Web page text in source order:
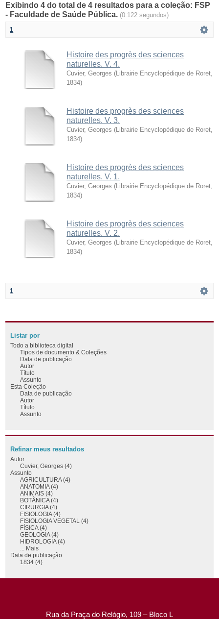
Exibindo 4 do total de 4 resultados para a coleção: FSP
- Faculdade de Saúde Pública. (0.122 segundos)
1
Histoire des progrès des sciences
naturelles. V. 4.
Cuvier, Georges ( Librairie Encyclopédique de Roret
1834)
Histoire des progrès des sciences
naturelles. V. 3.
Cuvier, Georges ( Librairie Encyclopédique de Roret
1834)
Histoire des progrès des sciences
naturelles. V. 1.
Cuvier, Georges ( Librairie Encyclopédique de Roret
1834)
Histoire des progrès des sciences
naturelles. V. 2.
Cuvier, Georges ( Librairie Encyclopédique de Roret
1834)
1
Listar por
Todo a biblioteca digital
Tipos de documento & Coleções
Data de publicação
Autor
Título
Assunto
Esta Coleção
Data de publicação
Autor
Título
Assunto
Refinar meus resultados
Autor
Cuvier, Georges (4)
Assunto
AGRICULTURA (4)
ANATOMIA (4)
ANIMAIS (4)
BOTÂNICA (4)
CIRURGIA (4)
FISIOLOGIA (4)
FISIOLOGIA VEGETAL (4)
FÍSICA (4)
GEOLOGIA (4)
HIDROLOGIA (4)
... Mais
Data de publicação
1834 (4)
Rua da Praça do Relógio, 109 – Bloco L